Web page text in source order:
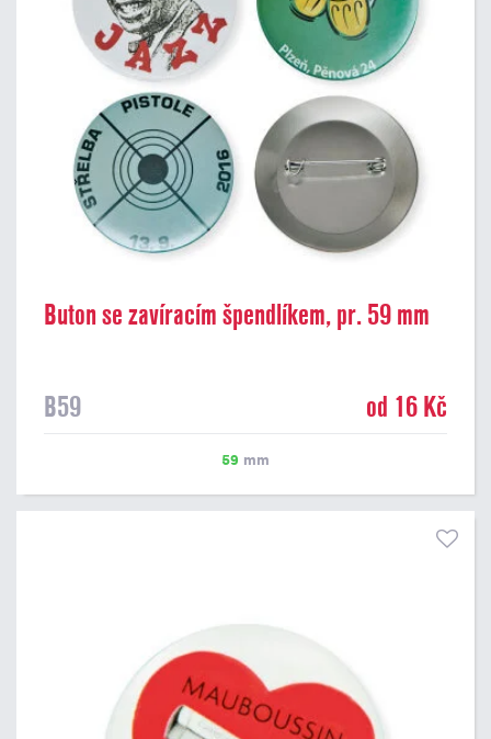
Buton se zavíracím špendlíkem, pr. 59 mm
B59 od 16 Kč
59 mm